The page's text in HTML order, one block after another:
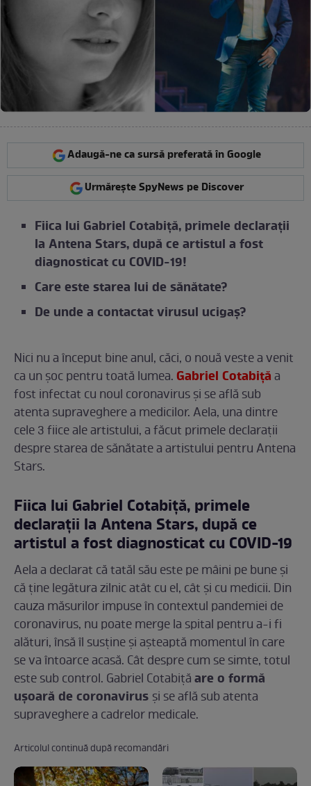
Adaugă-ne ca sursă preferată în Google
Urmărește SpyNews pe Discover
Fiica lui Gabriel Cotabiță, primele declarații
la Antena Stars, după ce artistul a fost
diagnosticat cu COVID-19!
Care este starea lui de sănătate?
De unde a contactat virusul ucigaș?
Nici nu a început bine anul, căci, o nouă veste a venit
ca un șoc pentru toată lumea.Gabriel Cotabițăa
fost infectat cu noul coronavirus și se află sub
atenta supraveghere a medicilor. Aela, una dintre
cele 3 fiice ale artistului, a făcut primele declarații
despre starea de sănătate a artistului pentru Antena
Stars.
Fiica lui Gabriel Cotabiță, primele
declarații la Antena Stars, după ce
artistul a fost diagnosticat cu COVID-19
Aela a declarat că tatăl său este pe mâini pe bune și
că ține legătura zilnic atât cu el, cât și cu medicii. Din
cauza măsurilor impuse în contextul pandemiei de
coronavirus, nu poate merge la spital pentru a-i fi
alături, însă îl susține și așteaptă momentul în care
se va întoarce acasă. Cât despre cum se simte, totul
este sub control. Gabriel Cotabițăare o formă
ușoară de coronavirus și se află sub atenta
supraveghere a cadrelor medicale.
Articolul continuă după recomandări